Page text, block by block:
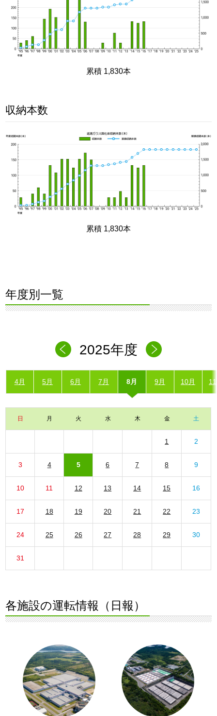
累積 1,830本
収納本数
累積 1,830本
年度別一覧
2025年度
4月 5月 6月 7月 8月 9月 10月
日 月 火 水 木 金 土
1 2
3 4 5 6 7 8 9
10 11 12 13 14 15 16
17 18 19 20 21 22 23
24 25 26 27 28 29 30
31
各施設の運転情報（日報）